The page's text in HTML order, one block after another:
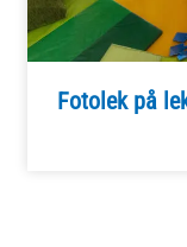
Fotolek på